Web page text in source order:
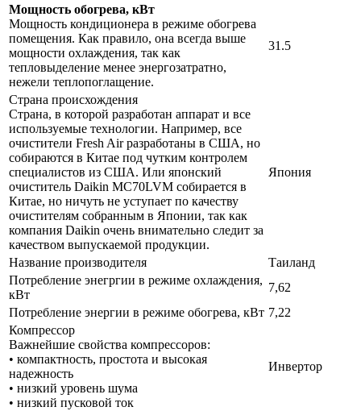
Мощность обогрева, кВт
Мощность кондиционера в режиме обогрева
помещения. Как правило, она всегда выше
мощности охлаждения, так как
тепловыделение менее энергозатратно,
нежели теплопоглащение.
31.5
Страна происхождения
Страна, в которой разработан аппарат и все
используемые технологии. Например, все
очистители Fresh Air разработаны в США, но
собираются в Китае под чутким контролем
специалистов из США. Или японский
очиститель Daikin MC70LVM собирается в
Китае, но ничуть не уступает по качеству
очистителям собранным в Японии, так как
компания Daikin очень внимательно следит за
качеством выпускаемой продукции.
Япония
Название производителя
Таиланд
Потребление энегргии в режиме охлаждения,
кВт
7,62
Потребление энергии в режиме обогрева, кВт 7,22
Компрессор
Важнейшие свойства компрессоров:
• компактность, простота и высокая
надежность
• низкий уровень шума
• низкий пусковой ток
Инвертор